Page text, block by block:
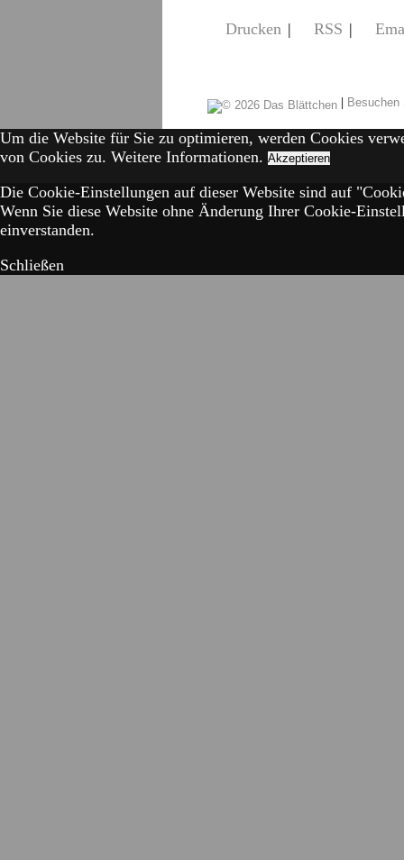
Drucken | RSS |
|
Um die Website für Sie zu optimieren, werden Cookies
von Cookies zu. Weitere Informationen. Akzeptieren
Die Cookie-Einstellungen auf dieser Website sind auf
Wenn Sie diese Website ohne Änderung Ihrer Cookie-
einverstanden.
Schließen